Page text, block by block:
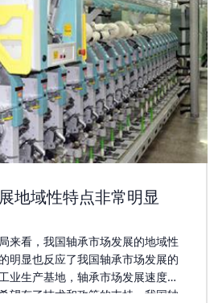
地域性特点非常明显
来看，我国轴承市场发展的地域性
明显也反应了我国轴承市场发展的
业生产基地，轴承市场发展速度相
望有了技术和政策的支持，我国轴